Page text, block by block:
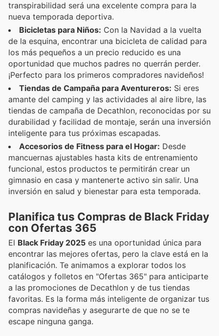
transpirabilidad será una excelente compra para la
nueva temporada deportiva.
Bicicletas para Niños: Con la Navidad a la vuelta
de la esquina, encontrar una bicicleta de calidad para
los más pequeños a un precio reducido es una
oportunidad que muchos padres no querrán perder.
¡Perfecto para los primeros compradores navideños!
Tiendas de Campaña para Aventureros: Si eres
amante del camping y las actividades al aire libre, las
tiendas de campaña de Decathlon, reconocidas por su
durabilidad y facilidad de montaje, serán una inversión
inteligente para tus próximas escapadas.
Accesorios de Fitness para el Hogar: Desde
mancuernas ajustables hasta kits de entrenamiento
funcional, estos productos te permitirán crear un
gimnasio en casa y mantenerte activo sin salir. Una
inversión en salud y bienestar para esta temporada.
Planifica tus Compras de Black Friday
con Ofertas 365
El Black Friday 2025 es una oportunidad única para
encontrar las mejores ofertas, pero la clave está en la
planificación. Te animamos a explorar todos los
catálogos y folletos en "Ofertas 365" para anticiparte
a las promociones de Decathlon y de tus tiendas
favoritas. Es la forma más inteligente de organizar tus
compras navideñas y asegurarte de que no se te
escape ninguna ganga.